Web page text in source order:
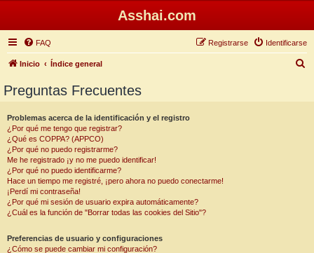
Asshai.com
FAQ Identificarse
Registrarse
Inicio Índice general
Preguntas Frecuentes
Problemas acerca de la identificación y el registro
¿Por qué me tengo que registrar?
¿Qué es COPPA? (APPCO)
¿Por qué no puedo registrarme?
Me he registrado ¡y no me puedo identificar!
¿Por qué no puedo identificarme?
Hace un tiempo me registré, ¡pero ahora no puedo conectarme!
¡Perdí mi contraseña!
¿Por qué mi sesión de usuario expira automáticamente?
¿Cuál es la función de "Borrar todas las cookies del Sitio"?
Preferencias de usuario y configuraciones
¿Cómo se puede cambiar mi configuración?